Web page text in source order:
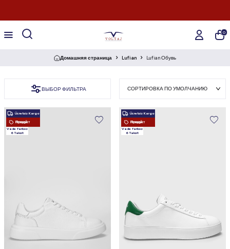
0
Домашняя страница Lufian Lufian Обувь
ВЫБОР ФИЛЬТРА
Ücretsiz Kargo
Новый Продукт
Vade farksız
6 Taksit
Ücretsiz Kargo
Новый Продукт
Vade farksız
6 Taksit